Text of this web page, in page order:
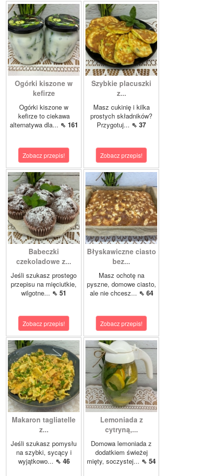
Ogórki kiszone w
kefirze
Ogórki kiszone w
kefirze to ciekawa
alternatywa dla... ⇖ 161
Zobacz przepis!
Szybkie placuszki
z...
Masz cukinię i kilka
prostych składników?
Przygotuj... ⇖ 37
Zobacz przepis!
Babeczki
czekoladowe z...
Jeśli szukasz prostego
przepisu na mięciutkie,
wilgotne... ⇖ 51
Zobacz przepis!
Błyskawiczne ciasto
bez...
Masz ochotę na
pyszne, domowe ciasto,
ale nie chcesz... ⇖ 64
Zobacz przepis!
Makaron tagliatelle
z...
Jeśli szukasz pomysłu
na szybki, sycący i
wyjątkowo... ⇖ 46
Lemoniada z
cytryną,...
Domowa lemoniada z
dodatkiem świeżej
mięty, soczystej... ⇖ 54